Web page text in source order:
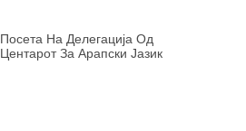
Посета На Делегација Од
Центарот За Арапски Јазик